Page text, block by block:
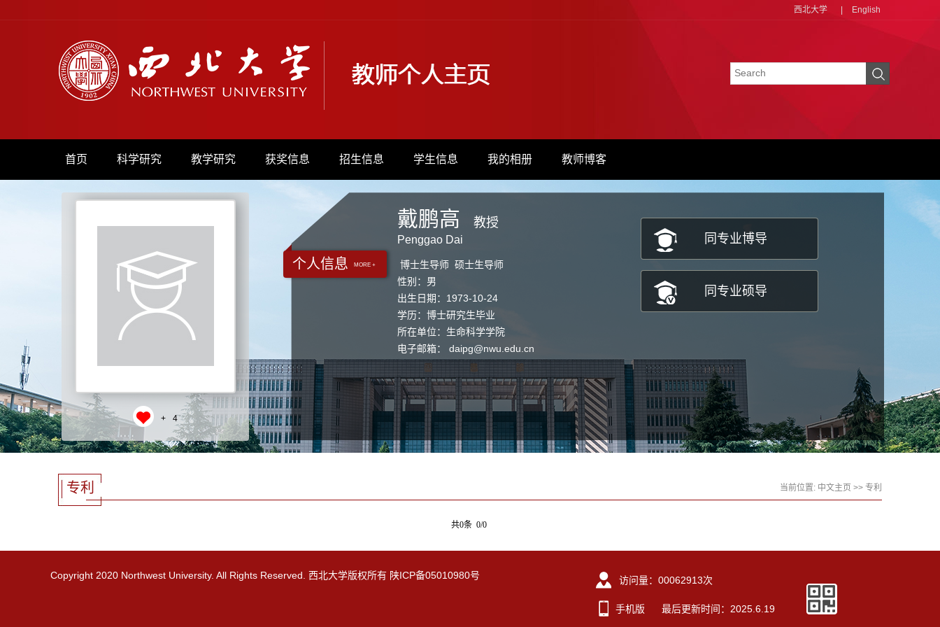
西北大学 English
首页 科学研究 教学研究 获奖信息 招生信息 学生信息 我的相册 教师博客
+ 4
个人信息 MORE +
戴鹏高
Penggao Dai
教授
博士生导师 硕士生导师
性别：男
出生日期：1973-10-24
学历：博士研究生毕业
所在单位：生命科学学院
电子邮箱：
daipg@nwu.edu.cn
同专业博导
同专业硕导
专利 当前位置: 中文主页 >> 专利
共0条 0/0
Copyright 2020 Northwest University. All Rights Reserved. 西北大学版权所有 陕ICP备05010980号 访问量： 00062913次
手机版 最后更新时间： 2025 6 19